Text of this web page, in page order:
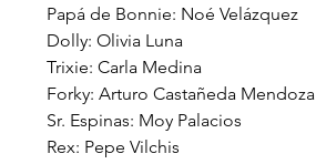
Papá de Bonnie: Noé Velázquez
Dolly: Olivia Luna
Trixie: Carla Medina
Forky: Arturo Castañeda Mendoza
Sr. Espinas: Moy Palacios
Rex: Pepe Vilchis